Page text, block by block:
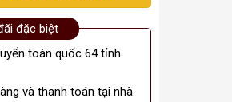
đặc biệt
toàn quốc 64 tỉnh
và thanh toán tại nhà